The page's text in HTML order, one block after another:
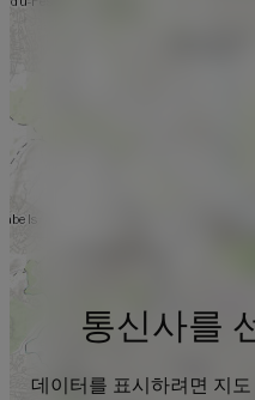
통신사를
데이터를 표시하려면 지